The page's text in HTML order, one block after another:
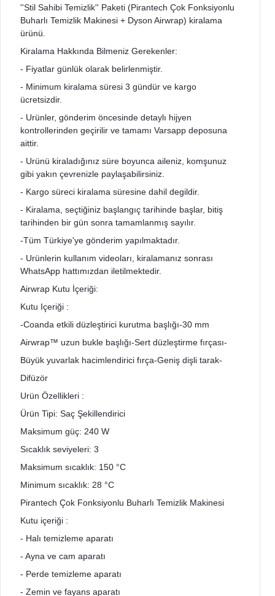
''Stil Sahibi Temizlik'' Paketi (Pirantech Çok Fonksiyonlu
Buharlı Temizlik Makinesi + Dyson Airwrap) kiralama
ürünü.
Kiralama Hakkında Bilmeniz Gerekenler:
- Fiyatlar günlük olarak belirlenmiştir.
- Minimum kiralama süresi 3 gündür ve kargo
ücretsizdir.
- Urünler, gönderim öncesinde detaylı hijyen
kontrollerinden geçirilir ve tamamı Varsapp deposuna
aittir.
- Urünü kiraladığınız süre boyunca aileniz, komşunuz
gibi yakın çevrenizle paylaşabilirsiniz.
- Kargo süreci kiralama süresine dahil degildir.
- Kiralama, seçtiğiniz başlangıç tarihinde başlar, bitiş
tarihinden bir gün sonra tamamlanmış sayılır.
-Tüm Türkiye'ye gönderim yapılmaktadır.
- Urünlerin kullanım videoları, kiralamanız sonrası
WhatsApp hattımızdan iletilmektedir.
Airwrap Kutu İçeriği:
Kutu Içeriği :
-Coanda etkili düzleştirici kurutma başlığı-30 mm
Airwrap™ uzun bukle başlığı-Sert düzleştirme fırçası-
Büyük yuvarlak hacimlendirici fırça-Geniş dişli tarak-
Difüzör
Urün Özellikleri :
Ürün Tipi: Saç Şekillendirici
Maksimum güç: 240 W
Sıcaklık seviyeleri: 3
Maksimum sıcaklık: 150 °C
Minimum sıcaklık: 28 °C
Pirantech Çok Fonksiyonlu Buharlı Temizlik Makinesi
Kutu içeriği :
- Halı temizleme aparatı
- Ayna ve cam aparatı
- Perde temizleme aparatı
- Zemin ve fayans aparatı